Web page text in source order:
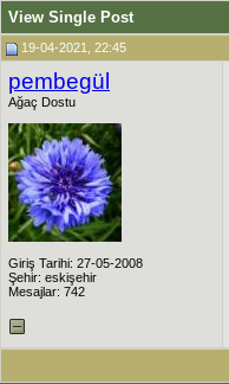
View Single Post
19-04-2021, 22:45
pembegül
Ağaç Dostu
Giriş Tarihi: 27-05-2008
Şehir: eskişehir
Mesajlar: 742